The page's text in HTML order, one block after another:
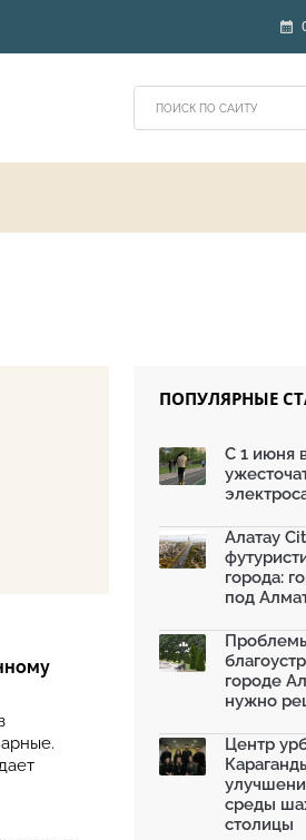
ПОПУЛЯРНЫЕ
С 1 июня
Алатау
города:
под
городе
нужно
Центр
среды
столицы